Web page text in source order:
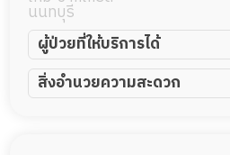
นนทบุรี
ผู้ป่วยที่ให้บริการได้
ผู้ป่วยอัมพาต อัมพฤกษ์
ผู้ป่วยอัลไซเมอร์
สิ่งอำนวยความสะดวก